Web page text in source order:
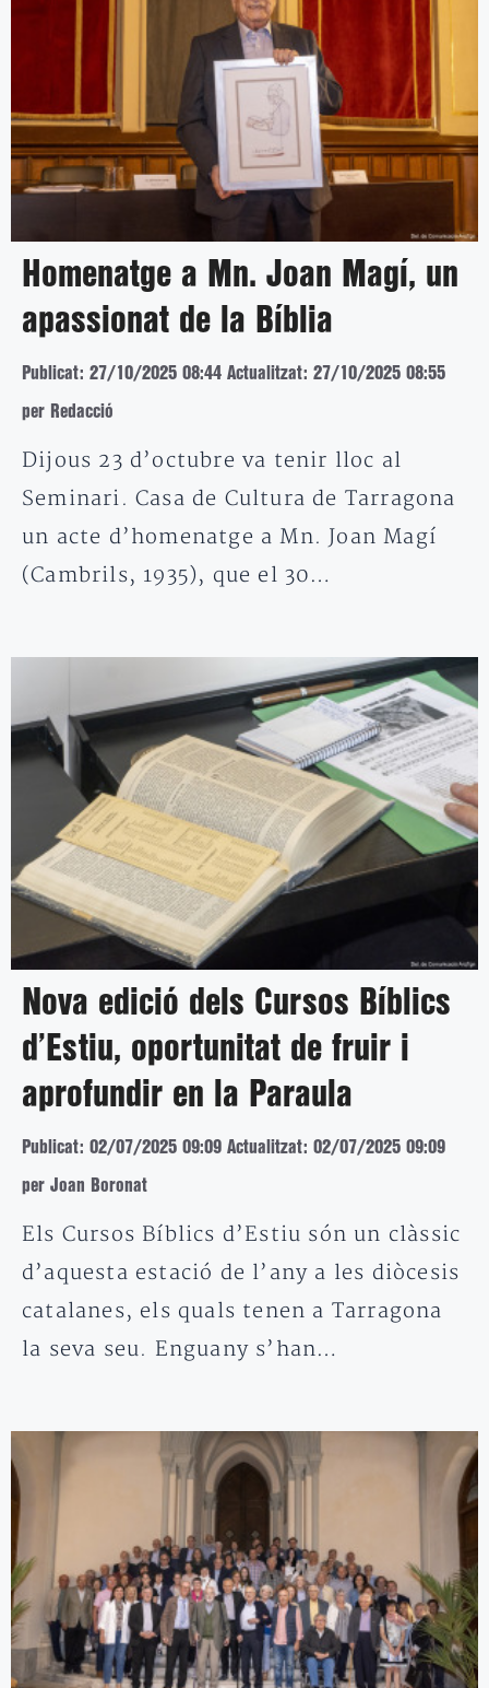
Homenatge a Mn. Joan Magí, un
apassionat de la Bíblia
Publicat: 27/10/2025 08:44 Actualitzat: 27/10/2025 08:55
per Redacció
Dijous 23 d’octubre va tenir lloc al
Seminari. Casa de Cultura de Tarragona
un acte d’homenatge a Mn. Joan Magí
(Cambrils, 1935), que el 30…
Nova edició dels Cursos Bíblics
d’Estiu, oportunitat de fruir i
aprofundir en la Paraula
Publicat: 02/07/2025 09:09 Actualitzat: 02/07/2025 09:09
per Joan Boronat
Els Cursos Bíblics d’Estiu són un clàssic
d’aquesta estació de l’any a les diòcesis
catalanes, els quals tenen a Tarragona
la seva seu. Enguany s’han…